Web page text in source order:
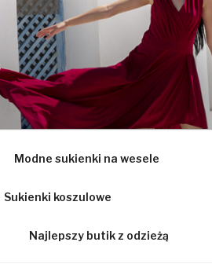
Modne sukienki na wesele
Sukienki koszulowe
Najlepszy butik z odzieżą